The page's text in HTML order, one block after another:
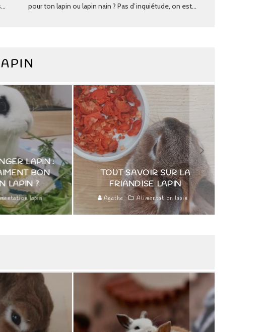
...
pour ton lapin ou lapin nain ? Pas d’inquiétude, on est...
TOUT SAVOIR SUR LA
FRIANDISE LAPIN
Agathe Alimentation lapin
FRUIT ET LÉGUME
MES CONSEILS ET MA
LISTE DE LÉGUME
Agathe